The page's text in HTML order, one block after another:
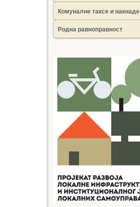
Комуналне таксе и накнаде
Родна равноправност